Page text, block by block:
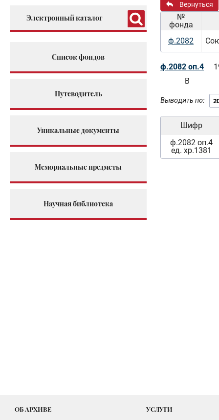
Электронный каталог
Список фондов
Путеводитель
Уникальные документы
Мемориальные предметы
Научная библиотека
Вернуться
№
фонда
ф.2082
ф.2082 оп.4
В
Выводить по:
Шифр
ф.2082 оп.4
ед. хр.1381
ОБ АРХИВЕ УСЛУГИ